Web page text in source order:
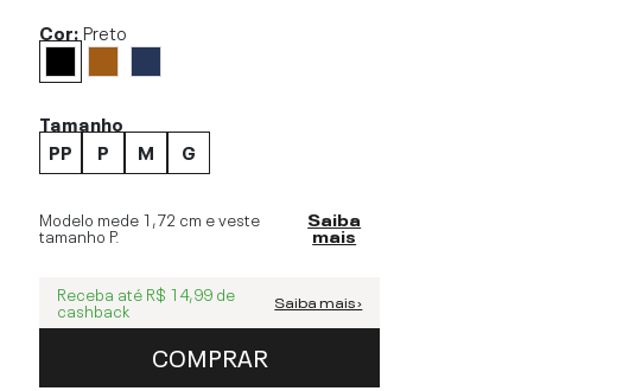
Cor:Preto
Tamanho
PP
P M G
Modelo mede 1,72 cm e veste
tamanho P.
Saiba
mais
Receba até R$ 14,99 de
cashback Saiba mais ›
COMPRAR